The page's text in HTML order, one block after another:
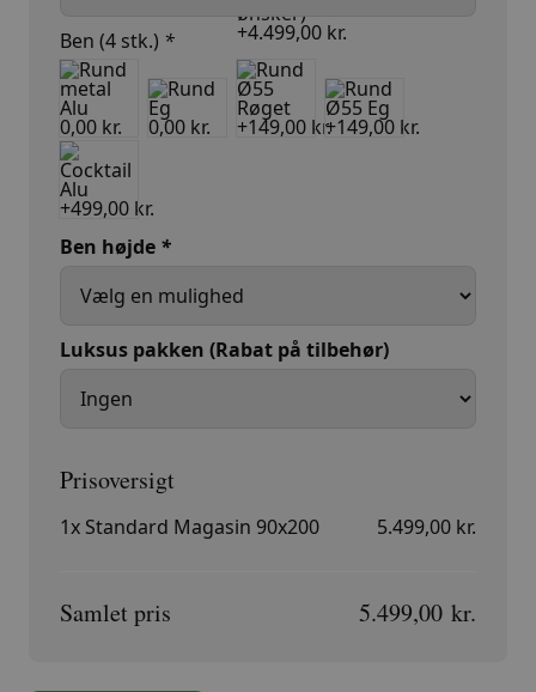
Ben (4 stk.) *
Ben højde *
Luksus pakken (Rabat på tilbehør)
1x Standard Magasin 90x200 5.499,00 kr.
Samlet pris 5.499,00 kr.